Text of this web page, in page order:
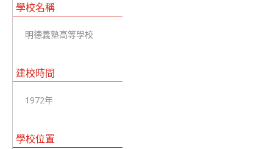
學校名稱
明德義塾高等學校
建校時間
1972年
學校位置